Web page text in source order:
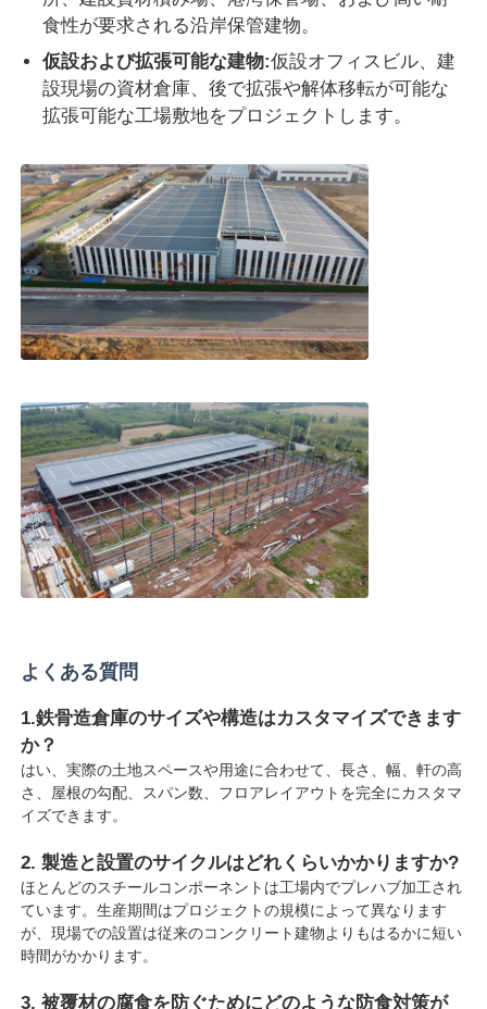
食性が要求される沿岸保管建物。
仮設および拡張可能な建物:仮設オフィスビル、建
設現場の資材倉庫、後で拡張や解体移転が可能な
拡張可能な工場敷地をプロジェクトします。
よくある質問
1.鉄骨造倉庫のサイズや構造はカスタマイズできます
か？
はい、実際の土地スペースや用途に合わせて、長さ、幅、軒の高
さ、屋根の勾配、スパン数、フロアレイアウトを完全にカスタマ
イズできます。
2. 製造と設置のサイクルはどれくらいかかりますか?
ほとんどのスチールコンポーネントは工場内でプレハブ加工され
ています。生産期間はプロジェクトの規模によって異なります
が、現場での設置は従来のコンクリート建物よりもはるかに短い
時間がかかります。
3. 被覆材の腐食を防ぐためにどのような防食対策が